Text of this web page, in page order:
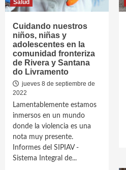
Salud
Cuidando nuestros
niños, niñas y
adolescentes en la
comunidad fronteriza
de Rivera y Santana
do Livramento
jueves 8 de septiembre de
2022
Lamentablemente estamos
inmersos en un mundo
donde la violencia es una
nota muy presente.
Informes del SIPIAV -
Sistema Integral de...